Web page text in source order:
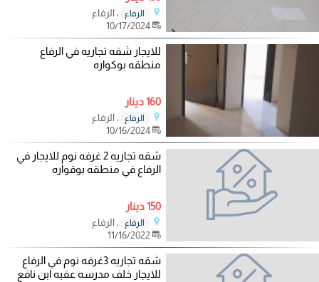
الرفاع
، الرفاع
10/17/2024
للايجار شقه تجاريه في الرفاع
منطقه بوكواره
160 دينار
الرفاع
، الرفاع
10/16/2024
شقه تجاريه 2 غرفه نوم للايجار في
الرفاع في منطقه بوقواره
150 دينار
الرفاع
، الرفاع
شقه تجاريه 3غرفه نوم في الرفاع
للايجار خلف مدرسه عقبه ابن نافع